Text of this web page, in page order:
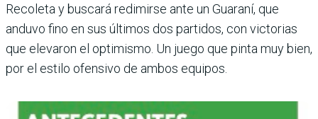
Recoleta y buscará redi­mirse ante un Guaraní, que
anduvo fino en sus últimos dos partidos, con victorias
que elevaron el optimismo. Un juego que pinta muy bien,
por el estilo ofensivo de ambos equipos.